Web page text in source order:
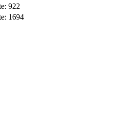
922
1694